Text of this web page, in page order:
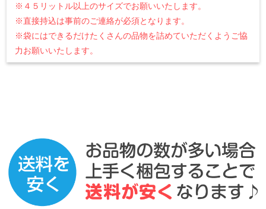
※４５リットル以上のサイズでお願いいたします。
※直接持込は事前のご連絡が必須となります。
※袋にはできるだけたくさんの品物を詰めていただくようご協
力お願いいたします。